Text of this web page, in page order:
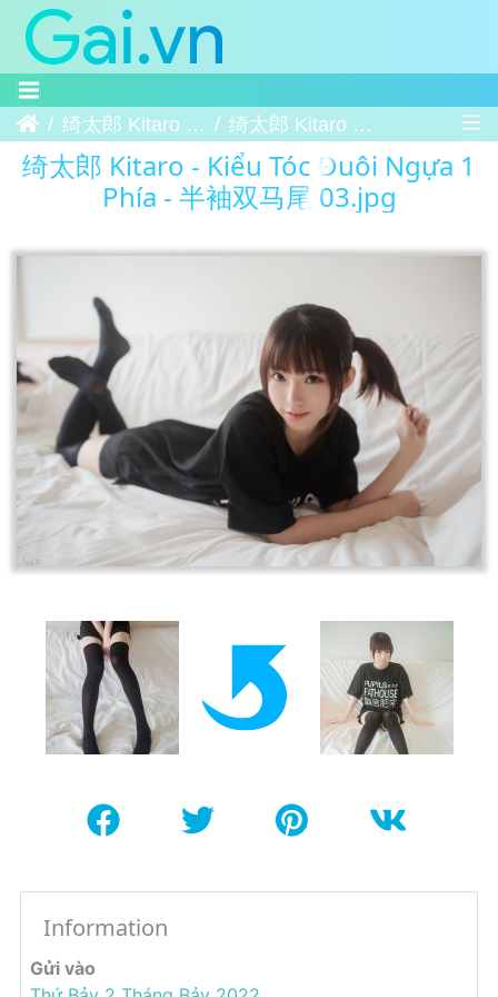
Trang chủ绮太郎 Kitaro - Kiểu Tóc Đuôi Ngựa 1 Phía - 半袖双马尾 绮太郎 Kitaro - Kiểu Tóc Đuôi Ngựa 1 Phía - 半袖双马尾 03
绮太郎 Kitaro - Kiểu Tóc Đuôi Ngựa 1
Phía - 半袖双马尾 03.jpg
Information
Gửi vào